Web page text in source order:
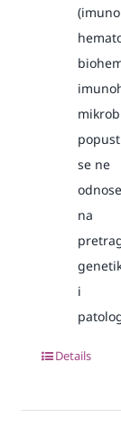
se ne
odnose
na
i
Details